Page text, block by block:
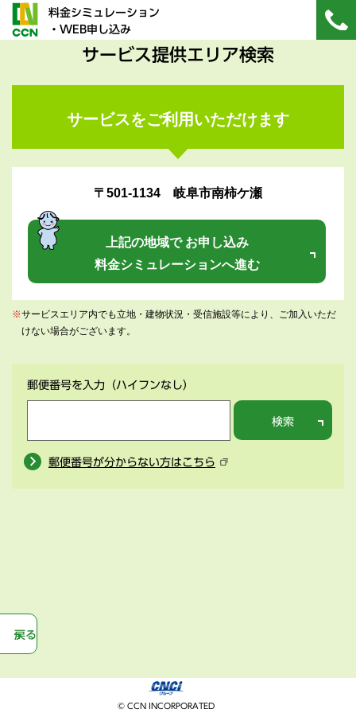
料金シミュレーション
・WEB申し込み
サービス提供エリア検索
サービスをご利用いただけます
〒501-1134 岐阜市南柿ケ瀬
上記の地域で お申し込み
料金シミュレーションへ進む
※サービスエリア内でも立地・建物状況・受信施設等により、ご加入いただ
けない場合がございます。
郵便番号を入力 （ハイフンなし）
検索
郵便番号が分からない方はこちら
戻る
© CCN INCORPORATED